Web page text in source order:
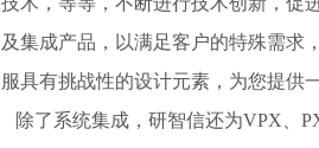
及集成产品，以满足客户的特殊需求
服具有挑战性的设计元素，为您提供
除了系统集成，研智信还为VPX、